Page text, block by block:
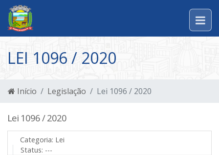
LEI 1096 / 2020
Início Legislação Lei 1096 / 2020
Lei 1096 / 2020
Categoria: Lei
Status: ---